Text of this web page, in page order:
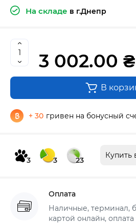
На складе в г.Днепр
3 002.00 ₴
В
+ 30 гривен на бонусный
3 3 23
Купить
Оплата
Наличные, терминал,
картой онлайн,